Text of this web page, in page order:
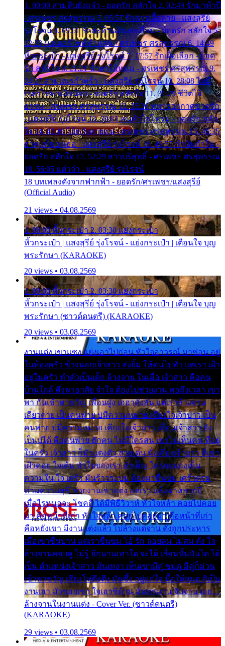
1. 00:00 สามสิบยังแจ๋ว - ยอดรัก สลักใจ 2. 02:49 รักมาห้าปี
- ศรเพชร ศรสุพรรณ 3. 05:57 รักสาวเสื้อลาย - แสงสุรีย์
รุ่งโรจน์ 4. 09:51 รักสะท้านดินสะเทือน - ยอดรัก สลักใจ 5.
12:23 มอเตอร์ไซค์ทำหล่น - ศรเพชร ศรสุพรรณ 6. 14:49
หิ้วกระเป๋า - แสงสุรีย์ รุ่งโรจน์ 7. 17:57 รักเผื่อเลือก - ยอด
รัก สลักใจ 8. 21:21 น้ำตาไอ้หนุ่ม - ศรเพชร ศรสุพรรณ 9.
24:27 สามเณรกำพร้า - แสงสุรีย์ รุ่งโรจน์ 10. 28:08 ไม่มี
เวลาไปหาเมียน้อย - ยอดรัก สลักใจ 11. 31:29 ชีวิตไอ้
ธรรม - ศรเพชร ศรสุพรรณ 12. 35:26 ทหารอากาศขาดรัก
- แสงสุรีย์ รุ่งโรจน์ 13. 39:01 คนหัวใจโทรม - ยอดรัก สลัก
ใจ 14. 42:49 ไอ้หวังตายแน่ - ศรเพชร ศรสุพรรณ 15. 46:35
ธาตุแท้ของเธอ - แสงสุรีย์ รุ่งโรจน์ 16. 49:57 กำนันกำใน -
ยอดรัก สลักใจ 17. 52:29 สาวบริสุทธิ์ - ศรเพชร ศรสุพรรณ
18. 56:05 แต๋วจ๋า - แสงสุรีย์ รุ่งโรจน์
18 บทเพลงดังจากฟากฟ้า - ยอดรัก/ศรเพชร/แสงสุรีย์
(Official Audio)
21 views • 04.08.2569
1. 00:00 หิ้วกระเป๋า 2. 03:30 แย่งกระเป๋า
หิ้วกระเป๋า | แสงสุรีย์ รุ่งโรจน์ - แย่งกระเป๋า | เตือนใจ บุญ
พระรักษา (KARAOKE)
20 views • 03.08.2569
1. 00:00 หิ้วกระเป๋า 2. 03:30 แย่งกระเป๋า
หิ้วกระเป๋า | แสงสุรีย์ รุ่งโรจน์ - แย่งกระเป๋า | เตือนใจ บุญ
พระรักษา (ซาวด์ดนตรี) (KARAOKE)
20 views • 03.08.2569
งานแต่ง เขาแซง แย่งเอาไปก่อน หัวใจอาวรณ์ มาซ่อน อยู่
ในห้องครัว ข้างนอกเจ้าสาว ส่งยิ้ม ให้คนไปทั่ว แต่เรา เฝ้า
อยู่ในครัว ทำตัวเป็นเด็ก ล้างจาน ในเมื่อ เจ้าสาว คือคน
บ้านใกล้ พึ่งพาอาศัย จำใจ ต้องไปช่วยงาน พอถึงเวลา เขา
พา กันเข้าพาขวัญ เพื่อนฝูง เฮฮาดังลั่น แต่เราล้างจาน
เดียวดาย เป็นคนพ่าย บ่มีความหมาย เคียงใจเจ้าบ่าว เป็น
คนพ่าย บ่มีความหมาย เคียงใจเจ้าบ่าว เพื่อนเจ้าสาว ยัง
เป็นบ่ได้ คือคนพ่าย ฮักคน ไม่มีใครสน เขาไม่เห็นคน ที่อยู่
ในครัว เจ้าสาว ก็มัวแต่งตัว สวยเด่น นั่งเคียงเจ้าบ่าว ที่เขา
เฝ้าคอย ใจเต้น หัวใจของเรา ลำเค็ญ ใครจะมองเห็น
ความใน ใจ เศร้า มันร้าวระบม ต้องมาขื่นขม เศร้าตรม
ท่ามความสุขี ช่วยงานเขาแต่ง แต่เรา แล้งมาหลายปี
เมื่อไรหนอจะ โชคดี ได้มีพิธีวิวาห์ หัวใจหล้า คอยไปคอย
มา คือหน้าที่เก่า หัวใจหล้า คอยไปคอยมา คือหน้าที่เก่า
คือหยังเขา มีงานแต่งแล้ว ไปล้างแต่จาน ดั่งถูกประหาร
เมื่อเขาชื่นบาน แต่เราขื่นขม โอ้ รัก ลอยลม ไม่สม ดัง ใจ
ล้างจานคอยคู่ ไม่รู้ อีกนานเท่าใด จะได้ เลื่อนขั้นบันได ได้
เป็น ตำแหน่งเจ้าสาว มันเหงา เห็นเขามีคู่ ซมดู มีคู่ก็ม่วน
เข้าพาขวัญ เสียงโห่ตึงตึง มันซึ้ง อยู่แก่ใจ มื้อใด๋หนอ สิเป็น
งานเฮา มัวซอยเขา ใจเฮาซิด้าน มันทรมาน จับจาน เอย…
ล้างจานในงานแต่ง - Cover Ver. (ซาวด์ดนตรี)
(KARAOKE)
29 views • 03.08.2569